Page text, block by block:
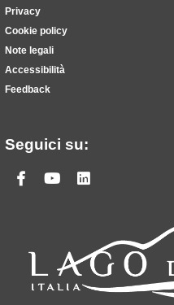
Privacy
Cookie policy
Note legali
Accessibilità
Feedback
Seguici su:
Facebook
Youtube